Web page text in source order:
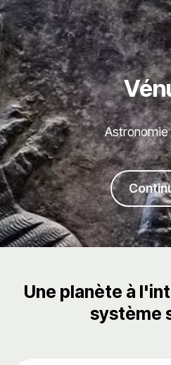
Astronomie
Une planète à
système